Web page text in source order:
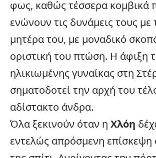
φως, καθώς τέσσερα κομβικά
ενώνουν τις δυνάμεις τους με
μητέρα του, με μοναδικό
οριστική του πτώση. Η άφιξη
ηλικιωμένης γυναίκας στη
σηματοδοτεί την αρχή του
αδίστακτο άνδρα.
Όλα ξεκινούν όταν η Χλόη
εντελώς απρόσμενη επίσκεψη